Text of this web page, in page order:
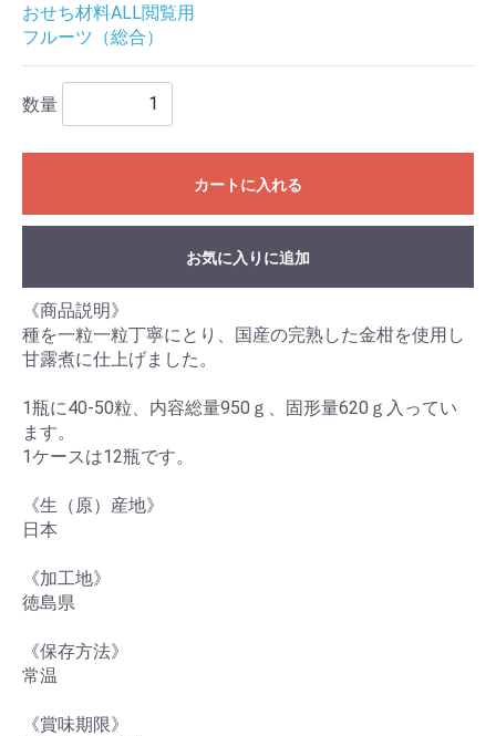
おせち材料ALL閲覧用
フルーツ（総合）
数量
カートに入れる
お気に入りに追加
《商品説明》
種を一粒一粒丁寧にとり、国産の完熟した金柑を使用し
甘露煮に仕上げました。
1瓶に40-50粒、内容総量950ｇ、固形量620ｇ入ってい
ます。
1ケースは12瓶です。
《生（原）産地》
日本
《加工地》
徳島県
《保存方法》
常温
《賞味期限》